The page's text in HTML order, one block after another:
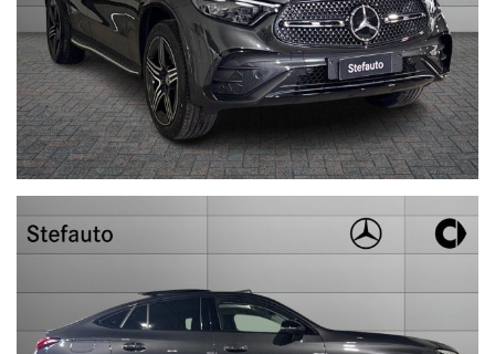
- Pacchetto Night
- Pedane in look "alluminio" con inserti in gomma an
- Tetto panorama scorrevole
OFFERTA VALIDA FINO A FINE MESE
OFFERTA VALIDA CON IL RITIRO DI UN USATO DAL VALORE
MINIMO DI 5000€
ricevere tutte le nostre offerte e rimanere sempre aggiornato sui
nostri prodotti diventa fan delle pagine facebook .Sei sei
interessato all’auto, in risposta all’annuncio indica: città e